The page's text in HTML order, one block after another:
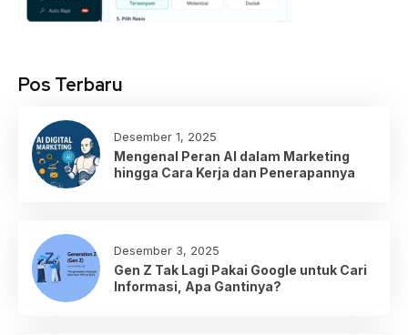
Pos Terbaru
Desember 1, 2025
Mengenal Peran AI dalam Marketing
hingga Cara Kerja dan Penerapannya
Desember 3, 2025
Gen Z Tak Lagi Pakai Google untuk Cari
Informasi, Apa Gantinya?